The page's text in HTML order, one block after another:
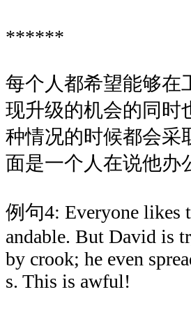
******
每个人都希望能够在
现升级的机会的同时
种情况的时候都会采
面是一个人在说他办
例句4: Everyone likes
andable. But David is
by crook; he even
s. This is awful!